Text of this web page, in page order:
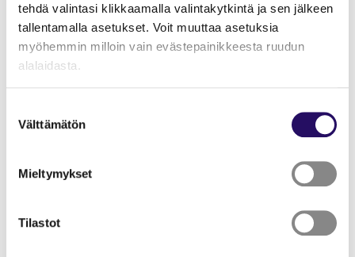
tehdä valintasi klikkaamalla valintakytkintä ja sen jälkeen
tallentamalla asetukset. Voit muuttaa asetuksia
myöhemmin milloin vain evästepainikkeesta ruudun
alalaidasta.
Lue lisää sivustostamme ja evästeistä
valinta
Välttämätön
Mieltymykset
Tilastot
11.8.2026 klo 18:00–20:00
25.8.2026 klo 18:00–20:00
Kuopio
Tämä linkki aukeaa uuteen välilehteen
Tällä opastetulla kierroksella kuljemme upeiden